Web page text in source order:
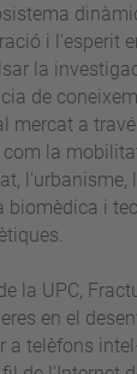
i l'esperit
la
de
mercat a
la
l'urbanisme,
biomèdica i
la UPC,
en el
telèfons